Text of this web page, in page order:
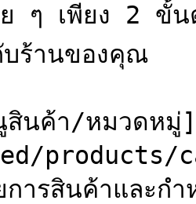
ย ๆ เพียง 2 ขั้น
ร้านของคุณ
สินค้า/หมวดหมู่]
products/
ารสินค้าและก